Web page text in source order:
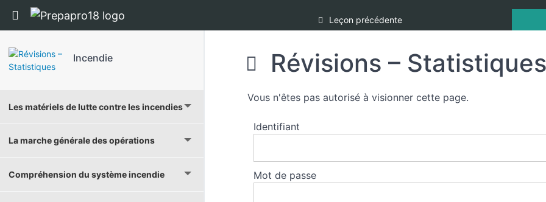
Return to cours: Incendie Leçon précédente
Incendie
Les matériels de lutte contre les incendies
La marche générale des opérations
Compréhension du système incendie
Révisions – Statistiques
Vous n'êtes pas autorisé à visionner cette page.
Identifiant
Mot de passe
Panneau de gestion des cookies